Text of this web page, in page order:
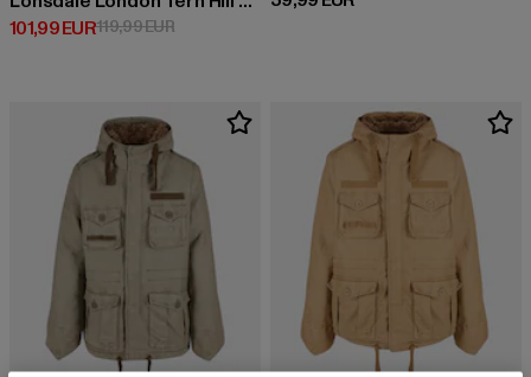
101,99 EUR
Derzeitiger Preis: 101,99 EUR
119,99 EURAktionspreis: 119,99 EUR